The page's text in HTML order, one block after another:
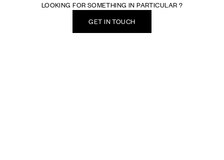
LOOKING FOR SOMETHING IN PARTICULAR ?
GET IN TOUCH